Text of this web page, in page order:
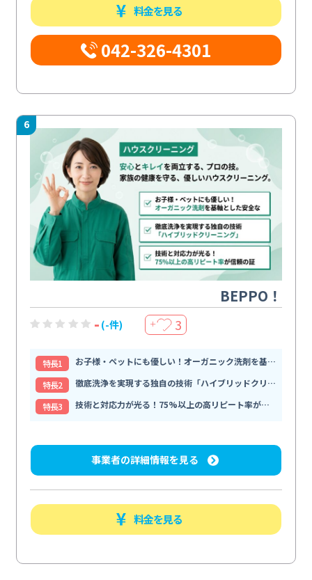
料金を見る
042-326-4301
6
BEPPO！
- (-件) ＋ 3
特⻑1
お子様・ペットにも優しい！オーガニック洗剤を基軸とした安全な
特⻑2
徹底洗浄を実現する独自の技術「ハイブリッドクリーニング」
特⻑3
技術と対応力が光る！75%以上の高リピート率が信頼の証
事業者の詳細情報を見る
料金を見る